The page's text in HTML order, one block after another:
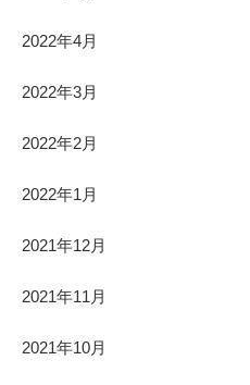
2022年4月
2022年3月
2022年2月
2022年1月
2021年12月
2021年11月
2021年10月